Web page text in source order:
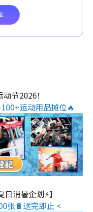
节2026！
运动用品摊位🔥
日消暑企划⚡】
张🔋送完即止 <